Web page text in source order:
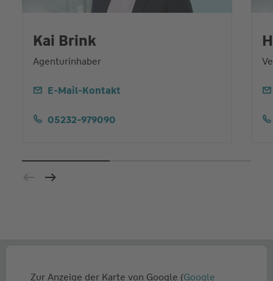
Kai Brink
Agenturinhaber
E-Mail-Kontakt
05232-979090
Zur Anzeige der Karte von Google (Google